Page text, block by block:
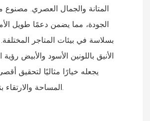
المتانة والجمال العصري. مصنوع
الجودة، مما يضمن دعمًا طويل
بسلاسة في بيئات المتاجر
الأنيق باللونين الأسود والأبيض
يجعله خيارًا مثاليًا لتحقيق
المساحة والارتقاء بتجربة التسوق.